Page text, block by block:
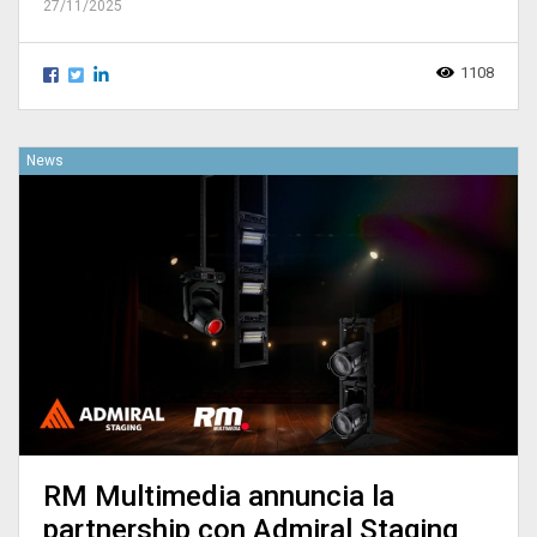
27/11/2025
1108
News
RM Multimedia annuncia la
partnership con Admiral Staging